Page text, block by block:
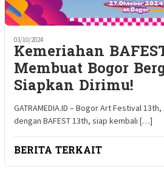
03/10/2024
Kemeriahan
Membuat Bogor
Siapkan Dirimu!
GATRAMEDIA.ID – Bogor Art Festival
dengan BAFEST 13th, siap kembali […]
BERITA TERKAIT